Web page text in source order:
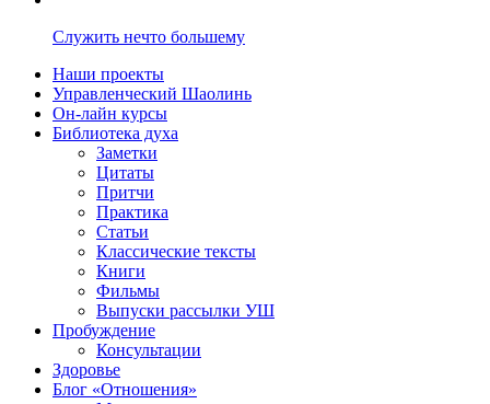
Служить нечто большему
Наши проекты
Управленческий Шаолинь
Он-лайн курсы
Библиотека духа
Заметки
Цитаты
Притчи
Практика
Статьи
Классические тексты
Книги
Фильмы
Выпуски рассылки УШ
Пробуждение
Консультации
Здоровье
Блог «Отношения»